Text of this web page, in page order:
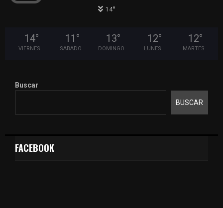
14°
14°
VIERNES
11 °
SABADO
13°
DOMINGO
12°
LUNES
12°
MARTES
Buscar
BUSCAR
FACEBOOK